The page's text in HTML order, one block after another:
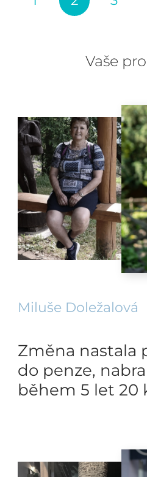
Vaše
Miluše Doležalová
Změna nastala
do penze,
během 5 let 20